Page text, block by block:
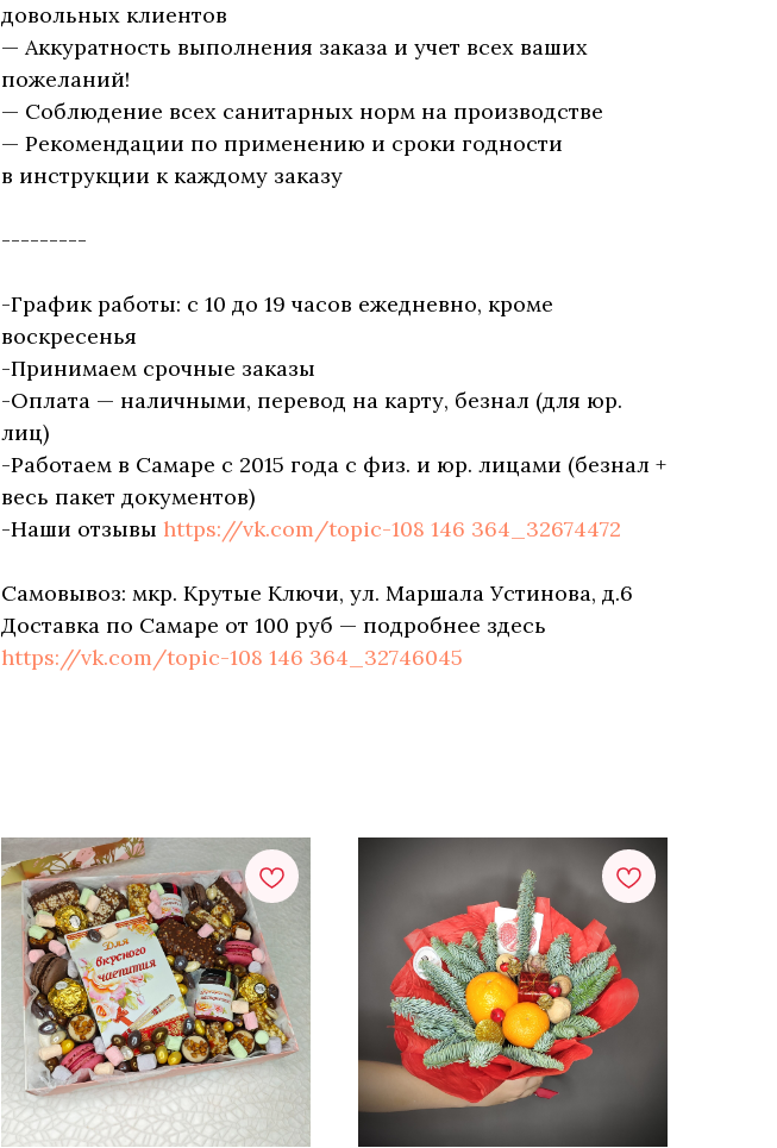
довольных клиентов
— Аккуратность выполнения заказа и учет всех ваших
пожеланий!
— Соблюдение всех санитарных норм на производстве
— Рекомендации по применению и сроки годности
в инструкции к каждому заказу
---------
-График работы: с 10 до 19 часов ежедневно, кроме
воскресенья
-Принимаем срочные заказы
-Оплата — наличными, перевод на карту, безнал (для юр.
лиц)
-Работаем в Самаре с 2015 года с физ. и юр. лицами (безнал +
весь пакет документов)
-Наши отзывы https://vk.com/topic-108 146 364_32674472
Самовывоз: мкр. Крутые Ключи, ул. Маршала Устинова, д.6
Доставка по Самаре от 100 руб — подробнее здесь
https://vk.com/topic-108 146 364_32746045